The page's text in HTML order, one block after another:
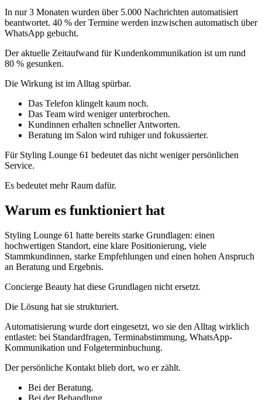
In nur 3 Monaten wurden über 5.000 Nachrichten automatisiert
beantwortet. 40 % der Termine werden inzwischen automatisch über
WhatsApp gebucht.
Der aktuelle Zeitaufwand für Kundenkommunikation ist um rund
80 % gesunken.
Die Wirkung ist im Alltag spürbar.
Das Telefon klingelt kaum noch.
Das Team wird weniger unterbrochen.
Kundinnen erhalten schneller Antworten.
Beratung im Salon wird ruhiger und fokussierter.
Für Styling Lounge 61 bedeutet das nicht weniger persönlichen
Service.
Es bedeutet mehr Raum dafür.
Warum es funktioniert hat
Styling Lounge 61 hatte bereits starke Grundlagen: einen
hochwertigen Standort, eine klare Positionierung, viele
Stammkundinnen, starke Empfehlungen und einen hohen Anspruch
an Beratung und Ergebnis.
Concierge Beauty hat diese Grundlagen nicht ersetzt.
Die Lösung hat sie strukturiert.
Automatisierung wurde dort eingesetzt, wo sie den Alltag wirklich
entlastet: bei Standardfragen, Terminabstimmung, WhatsApp-
Kommunikation und Folgeterminbuchung.
Der persönliche Kontakt blieb dort, wo er zählt.
Bei der Beratung.